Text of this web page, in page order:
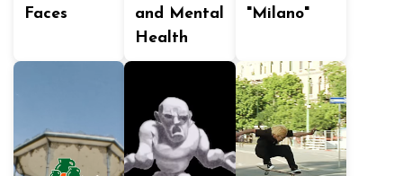
Faces
and Mental
Health
"Milano"